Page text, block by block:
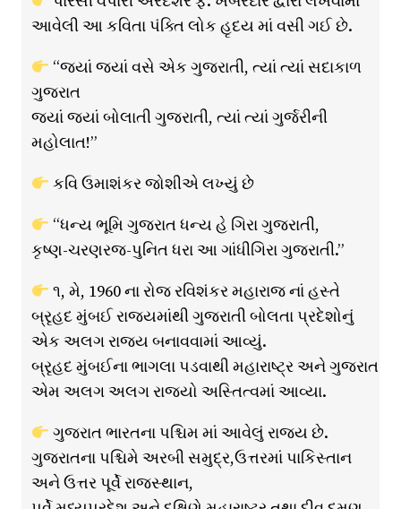
આવેલી આ કવિતા પંક્તિ લોક હૃદય માં વસી ગઈ છે.
“જ્યાં જ્યાં વસે એક ગુજરાતી, ત્યાં ત્યાં સદાકાળ
ગુજરાત
જ્યાં જ્યાં બોલાતી ગુજરાતી, ત્યાં ત્યાં ગુર્જરીની
મહોલાત!”
કવિ ઉમાશંકર જોશીએ લખ્યું છે
“ધન્ય ભૂમિ ગુજરાત ધન્ય હે ગિરા ગુજરાતી,
કૃષ્ણ-ચરણરજ-પુનિત ધરા આ ગાંધીગિરા ગુજરાતી.”
૧, મે, 1960 ના રોજ રવિશંકર મહારાજ નાં હસ્તે
બ્રૃહદ મુંબઈ રાજ્યમાંથી ગુજરાતી બોલતા પ્રદેશોનું
એક અલગ રાજ્ય બનાવવામાં આવ્યું.
બ્રૃહદ મુંબઈના ભાગલા પડવાથી મહારાષ્ટ્ર અને ગુજરાત
એમ અલગ અલગ રાજ્યો અસ્તિત્વમાં આવ્યા.
ગુજરાત ભારતના પશ્ચિમ માં આવેલું રાજ્ય છે.
ગુજરાતના પશ્ચિમે અરબી સમુદ્ર,ઉત્તરમાં પાકિસ્તાન
અને ઉત્તર પૂર્વે રાજસ્થાન,